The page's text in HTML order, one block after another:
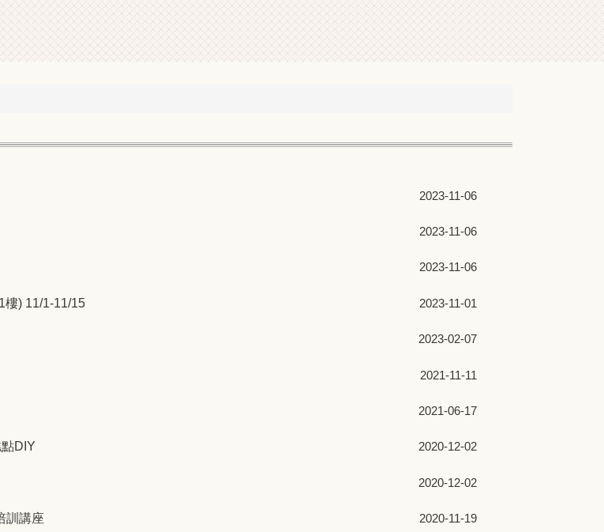
2023-11-06
2023-11-06
2023-11-06
樓) 11/1-11/15 2023-11-01
2023-02-07
2021-11-11
2021-06-17
DIY 2020-12-02
2020-12-02
訓講座 2020-11-19